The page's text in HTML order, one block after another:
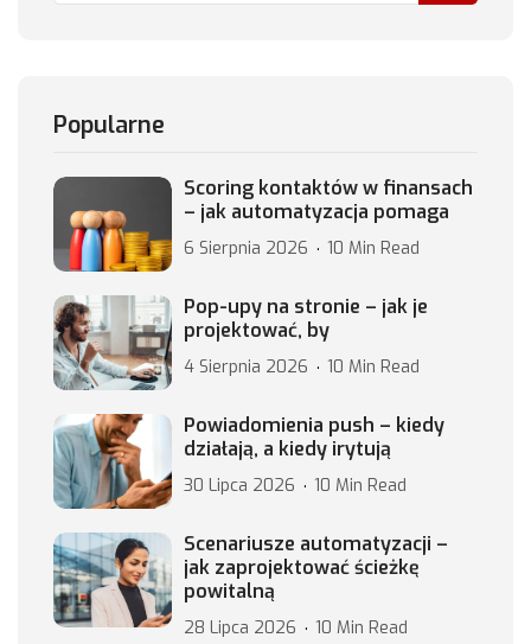
Popularne
Scoring kontaktów w finansach
– jak automatyzacja pomaga
6 Sierpnia 2026 10 Min Read
Pop-upy na stronie – jak je
projektować, by
4 Sierpnia 2026 10 Min Read
Powiadomienia push – kiedy
działają, a kiedy irytują
30 Lipca 2026 10 Min Read
Scenariusze automatyzacji –
jak zaprojektować ścieżkę
powitalną
28 Lipca 2026 10 Min Read